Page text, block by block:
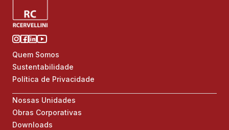
Quem Somos
Sustentabilidade
Política de Privacidade
Nossas Unidades
Obras Corporativas
Downloads